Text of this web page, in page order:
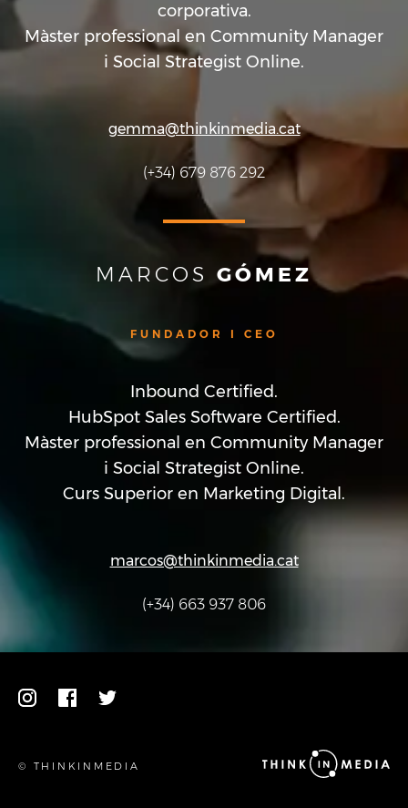
corporativa.
Màster professional en Community Manager
i Social Strategist Online.
gemma@thinkinmedia.cat
(+34) 679 876 292
MARCOS GÓMEZ
FUNDADOR I CEO
Inbound Certified.
HubSpot Sales Software Certified.
Màster professional en Community Manager
i Social Strategist Online.
Curs Superior en Marketing Digital.
marcos@thinkinmedia.cat
(+34) 663 937 806
© THINKINMEDIA